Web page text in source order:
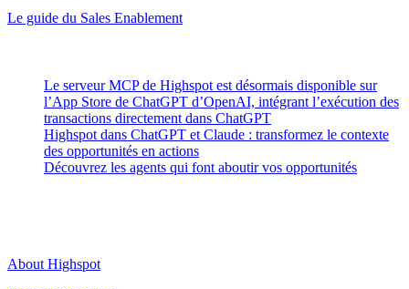
Le guide du Sales Enablement
Le serveur MCP de Highspot est désormais disponible sur
l’App Store de ChatGPT d’OpenAI, intégrant l’exécution des
transactions directement dans ChatGPT
Highspot dans ChatGPT et Claude : transformez le contexte
des opportunités en actions
Découvrez les agents qui font aboutir vos opportunités
About Highspot